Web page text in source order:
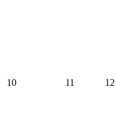
10 11 12